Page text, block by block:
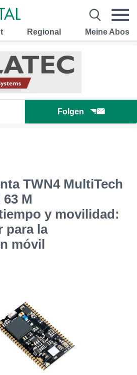
Regional Meine Abos
Folgen
TWN4 MultiTech
M
y movilidad:
para la
móvil